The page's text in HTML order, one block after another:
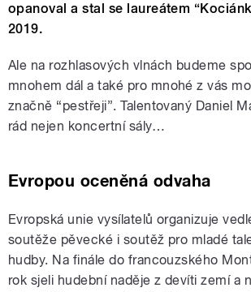
opanoval a stal se laureátem
2019.
Ale na rozhlasových vlnách budeme
mnohem dál a také pro mnohé z vás
značně “pestřeji”. Talentovaný Daniel
rád nejen koncertní sály…
Evropou oceněná odvaha
Evropská unie vysílatelů organizuje
soutěže pěvecké i soutěž pro mladé
hudby. Na finále do francouzského
rok sjeli hudební naděje z devíti zemí a